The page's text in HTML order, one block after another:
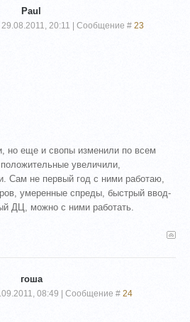
Paul
20:11 | Сообщение # 23
но еще и свопы изменили по всем
увеличили,
Сам не первый год с ними работаю,
умеренные спреды, быстрый ввод-
ДЦ, можно с ними работать.
гоша
08:49 | Сообщение # 24